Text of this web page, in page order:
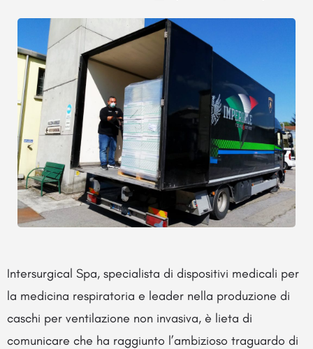
Intersurgical Spa, specialista di dispositivi medicali per
la medicina respiratoria e leader nella produzione di
caschi per ventilazione non invasiva, è lieta di
comunicare che ha raggiunto l’ambizioso traguardo di